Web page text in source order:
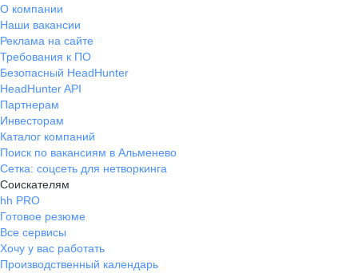
О компании
Наши вакансии
Реклама на сайте
Требования к ПО
Безопасный HeadHunter
HeadHunter API
Партнерам
Инвесторам
Каталог компаний
Поиск по вакансиям в Альменево
Сетка: соцсеть для нетворкинга
Соискателям
hh PRO
Готовое резюме
Все сервисы
Хочу у вас работать
Производственный календарь